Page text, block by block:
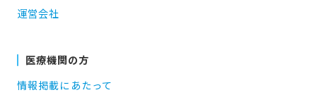
運営会社
医療機関の方
情報掲載にあたって